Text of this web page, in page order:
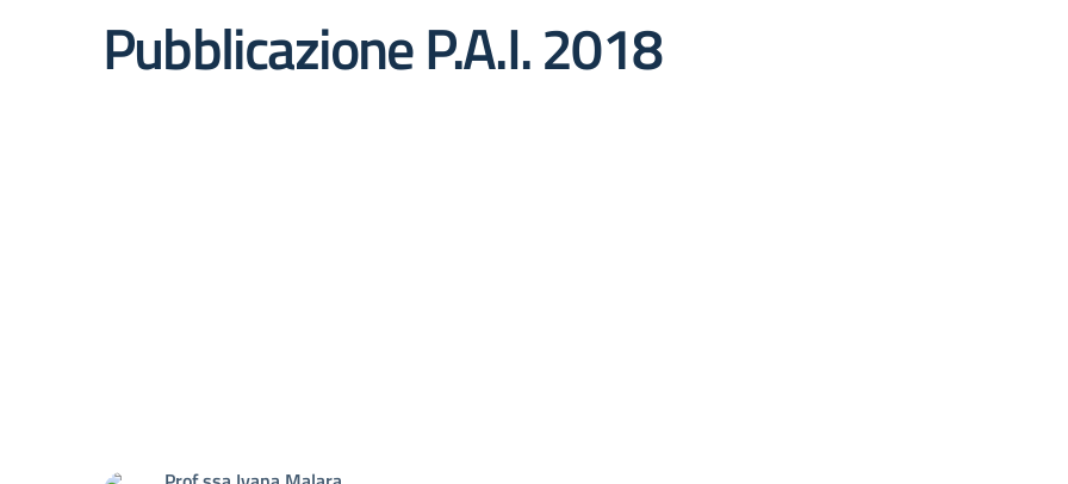
Pubblicazione P.A.I. 2018